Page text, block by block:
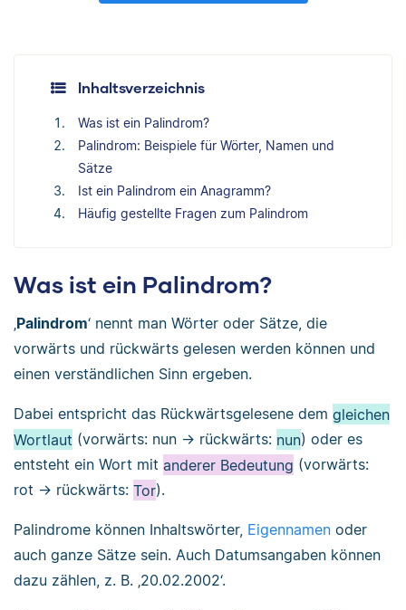
Inhaltsverzeichnis
Was ist ein Palindrom?
Palindrom: Beispiele für Wörter, Namen und
Sätze
Ist ein Palindrom ein Anagramm?
Häufig gestellte Fragen zum Palindrom
Was ist ein Palindrom?
‚Palindrom‘ nennt man Wörter oder Sätze, die
vorwärts und rückwärts gelesen werden können und
einen verständlichen Sinn ergeben.
Dabei entspricht das Rückwärtsgelesene dem gleichen
Wortlaut (vorwärts: nun → rückwärts: nun) oder es
entsteht ein Wort mit anderer Bedeutung (vorwärts:
rot → rückwärts: Tor).
Palindrome können Inhaltswörter, Eigennamen oder
auch ganze Sätze sein. Auch Datumsangaben können
dazu zählen, z. B. ‚20.02.2002‘.